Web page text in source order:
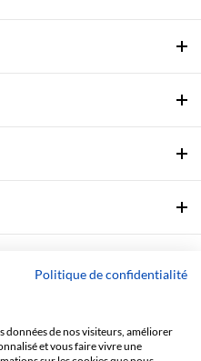
Politique de confidentialité
données de nos visiteurs, améliorer
et vous faire vivre une